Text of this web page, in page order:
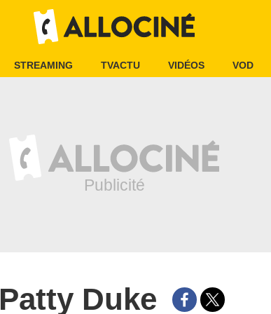
STREAMING TVACTU VIDÉOS VOD
Patty Duke